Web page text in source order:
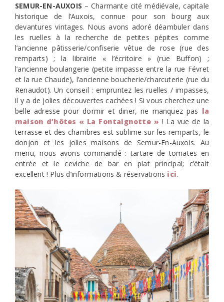
SEMUR-EN-AUXOIS – Charmante cité médiévale, capitale
historique de l’Auxois, connue pour son bourg aux
devantures vintages. Nous avons adoré déambuler dans
les ruelles à la recherche de petites pépites comme
l’ancienne pâtisserie/confiserie vêtue de rose (rue des
remparts) ; la librairie « l’écritoire » (rue Buffon) ;
l’ancienne boulangerie (petite impasse entre la rue Févret
et la rue Chaude), l’ancienne boucherie/charcuterie (rue du
Renaudot). Un conseil : empruntez les ruelles / impasses,
il y a de jolies découvertes cachées ! Si vous cherchez une
belle adresse pour dormir et diner, ne manquez pas la
maison d’hôtes « La Fontaignotte » ! La vue de la
terrasse et des chambres est sublime sur les remparts, le
donjon et les jolies maisons de Semur-En-Auxois. Au
menu, nous avons commandé : tartare de tomates en
entrée et le ceviche de bar en plat principal; c’était
excellent ! Plus d’informations & réservations ici.